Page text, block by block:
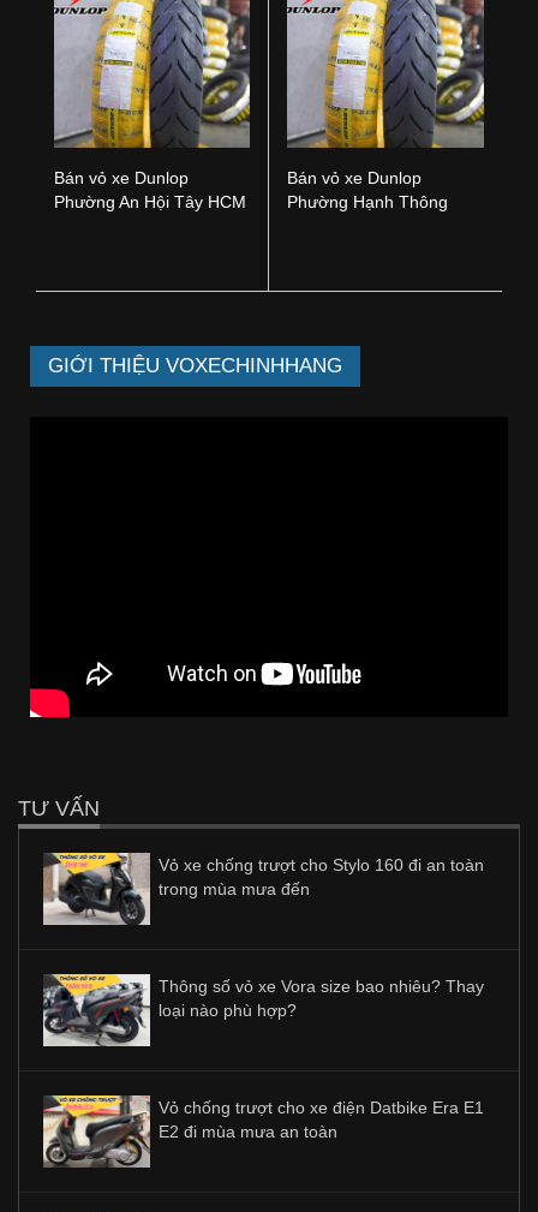
Bán vỏ xe Dunlop
Phường An Hội Tây HCM
Bán vỏ xe Dunlop
Phường Hạnh Thông
GIỚI THIỆU VOXECHINHHANG
TƯ VẤN
Vỏ xe chống trượt cho Stylo 160 đi an toàn
trong mùa mưa đến
Thông số vỏ xe Vora size bao nhiêu? Thay
loại nào phù hợp?
Vỏ chống trượt cho xe điện Datbike Era E1
E2 đi mùa mưa an toàn